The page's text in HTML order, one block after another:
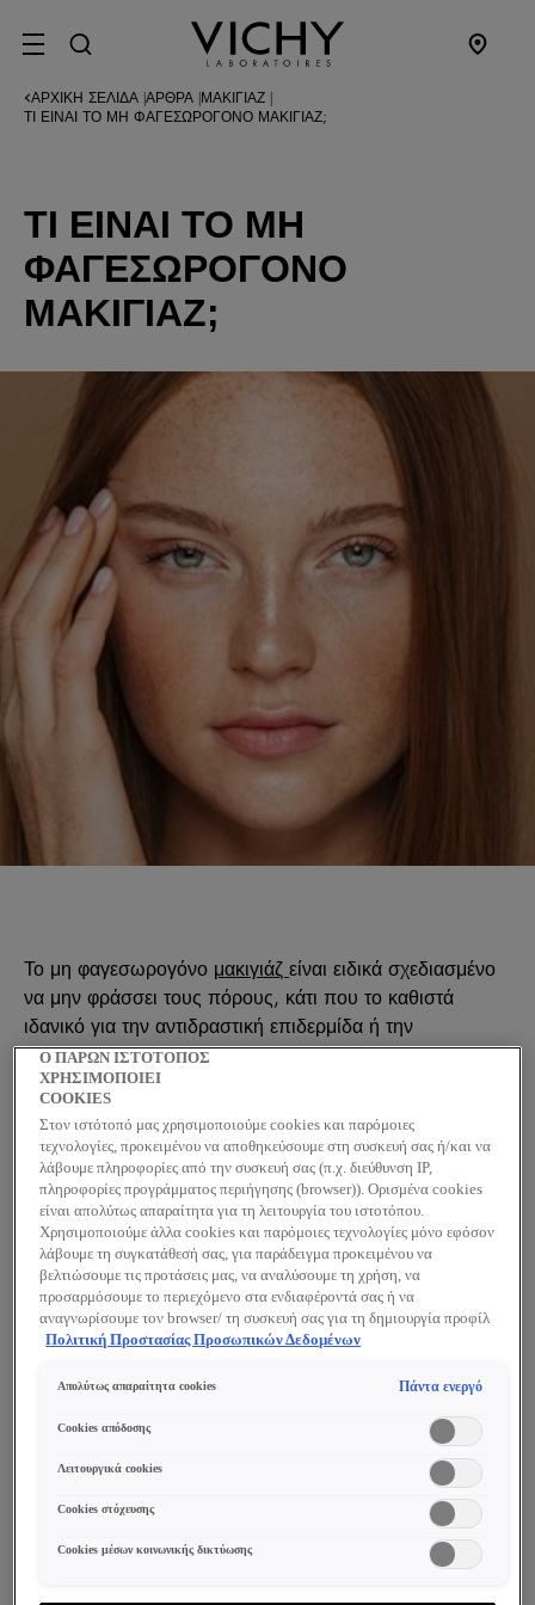
SITE MENU
ΑΡΧΙΚΉ ΣΕΛΊΔΑ ΆΡΘΡΑ ΜΑΚΙΓΙΆΖ
ΤΙ ΕΊΝΑΙ ΤΟ ΜΗ ΦΑΓΕΣΩΡΟΓΌΝΟ ΜΑΚΙΓΙΆΖ;
ΤΙ ΕΊΝΑΙ ΤΟ ΜΗ
ΦΑΓΕΣΩΡΟΓΌΝΟ
ΜΑΚΙΓΙΆΖ;
Το μη φαγεσωρογόνο μακιγιάζ είναι ειδικά σχεδιασμένο
να μην φράσσει τους πόρους, κάτι που το καθιστά
ιδανικό για την αντιδραστική επιδερμίδα ή την
επιδερμίδα με τάσηακμής.
Μη φαγεσωρογόνο μακιγιάζ vs
φραγμένοι πόροι.
Η λέξη «φαγεσωρογόνος» προέρχεται από τους
«φαγέσωρες» –ατέλειες που αποτελούν σύνηθες
σύμπτωμα της επιδερμίδας με τάση ακμής και είναι
επίσης γνωστές ως φραγμένοι πόροι. Υπάρχουν δύο
τύποι φαγεσώρων: οι ανοιχτοί και οι κλειστοί. Στους
κλειστούς φαγέσωρες, τα λευκά στίγματα με απλά λόγια,
επιδερμίδας σχηματίζοντας ένα λευκό εξόγκωμα. Στους
ανοιχτούς φαγέσωρες, δηλαδή τα μαύρα στίγματα, το
σμήγμα φτάνει στην επιφάνεια της επιδερμίδας, ανοίγει,
και έρχεται σε επαφή με τον αέρα αποκτώντας μαύρο
χρώμα[1].
Η ακμή είναι ένας συνδυασμός λευκών στιγμάτων,
μαύρων στιγμάτων, βακτηρίων και νεκρών κυττάρων,
Ο ΠΑΡΩΝ ΙΣΤΟΤΟΠΟΣ
ΧΡΗΣΙΜΟΠΟΙΕΙ
COOKIES
Στον ιστότοπό μας χρησιμοποιούμε cookies και παρόμοιες
τεχνολογίες, προκειμένου να αποθηκεύσουμε στη συσκευή σας ή/και να
λάβουμε πληροφορίες από την συσκευή σας (π.χ. διεύθυνση IP,
πληροφορίες προγράμματος περιήγησης (browser)). Ορισμένα cookies
είναι απολύτως απαραίτητα για τη λειτουργία του ιστοτόπου.
Χρησιμοποιούμε άλλα cookies και παρόμοιες τεχνολογίες μόνο εφόσον
λάβουμε τη συγκατάθεσή σας, για παράδειγμα προκειμένου να
βελτιώσουμε τις προτάσεις μας, να αναλύσουμε τη χρήση, να
προσαρμόσουμε το περιεχόμενο στα ενδιαφέροντά σας ή να
αναγνωρίσουμε τον browser/ τη συσκευή σας για τη δημιουργία προφίλ
με τα ενδιαφέροντά σας και να σας δείχνουμε σχετικό διαφημιστικό
cookies τα οποία δεν είναι απαραίτητα («Αποδοχή όλων»), να τα
επιλογές σας («Αποθήκευση επιλογών»). Μπορείτε επίσης, ανά πάσα
(επιλέγοντας το link «Ρυθμίσεις για τα cookies»). Περισσότερες
Πολιτική Προστασίας Προσωπικών Δεδομένων
Απολύτως απαραίτητα cookies Πάντα ενεργό
Cookies απόδοσης
Λειτουργικά cookies
Cookies στόχευσης
Cookies μέσων κοινωνικής δικτύωσης